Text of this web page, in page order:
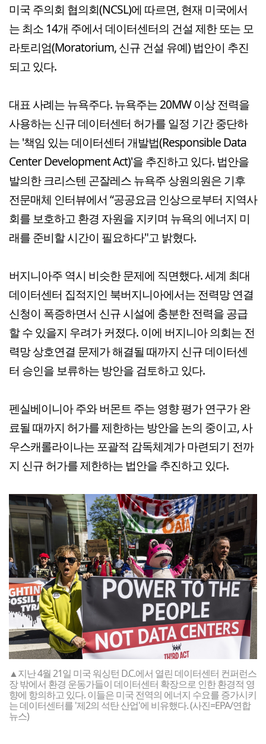
미국 주의회 협의회(NCSL)에 따르면, 현재 미국에서
는 최소 14개 주에서 데이터센터의 건설 제한 또는 모
라토리엄(Moratorium, 신규 건설 유예) 법안이 추진
되고 있다.
대표 사례는 뉴욕주다. 뉴욕주는 20MW 이상 전력을
사용하는 신규 데이터센터 허가를 일정 기간 중단하
는 '책임 있는 데이터센터 개발법(Responsible Data
Center Development Act)'을 추진하고 있다. 법안을
발의한 크리스텐 곤잘레스 뉴욕주 상원의원은 기후
전문매체 인터뷰에서 “공공요금 인상으로부터 지역사
회를 보호하고 환경 자원을 지키며 뉴욕의 에너지 미
래를 준비할 시간이 필요하다"고 밝혔다.
버지니아주 역시 비슷한 문제에 직면했다. 세계 최대
데이터센터 집적지인 북버지니아에서는 전력망 연결
신청이 폭증하면서 신규 시설에 충분한 전력을 공급
할 수 있을지 우려가 커졌다. 이에 버지니아 의회는 전
력망 상호연결 문제가 해결될 때까지 신규 데이터센
터 승인을 보류하는 방안을 검토하고 있다.
펜실베이니아 주와 버몬트 주는 영향 평가 연구가 완
료될 때까지 허가를 제한하는 방안을 논의 중이고, 사
우스캐롤라이나는 포괄적 감독체계가 마련되기 전까
지 신규 허가를 제한하는 법안을 추진하고 있다.
▲지난 4월 21일 미국 워싱턴 D.C.에서 열린 데이터센터 컨퍼런스
장 밖에서 환경 운동가들이 데이터센터 확장으로 인한 환경적 영
향에 항의하고 있다. 이들은 미국 전역의 에너지 수요를 증가시키
는 데이터센터를 '제2의 석탄 산업'에 비유했다. (사진=EPA/연합
뉴스)